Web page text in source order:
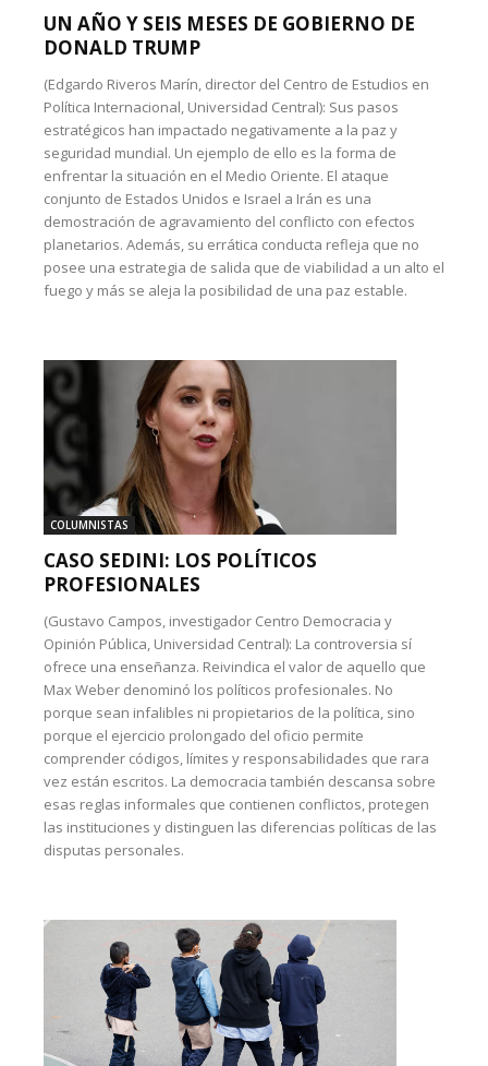
UN AÑO Y SEIS MESES DE GOBIERNO DE
DONALD TRUMP
(Edgardo Riveros Marín, director del Centro de Estudios en
Política Internacional, Universidad Central): Sus pasos
estratégicos han impactado negativamente a la paz y
seguridad mundial. Un ejemplo de ello es la forma de
enfrentar la situación en el Medio Oriente. El ataque
conjunto de Estados Unidos e Israel a Irán es una
demostración de agravamiento del conflicto con efectos
planetarios. Además, su errática conducta refleja que no
posee una estrategia de salida que de viabilidad a un alto el
fuego y más se aleja la posibilidad de una paz estable.
COLUMNISTAS
CASO SEDINI: LOS POLÍTICOS
PROFESIONALES
(Gustavo Campos, investigador Centro Democracia y
Opinión Pública, Universidad Central): La controversia sí
ofrece una enseñanza. Reivindica el valor de aquello que
Max Weber denominó los políticos profesionales. No
porque sean infalibles ni propietarios de la política, sino
porque el ejercicio prolongado del oficio permite
comprender códigos, límites y responsabilidades que rara
vez están escritos. La democracia también descansa sobre
esas reglas informales que contienen conflictos, protegen
las instituciones y distinguen las diferencias políticas de las
disputas personales.